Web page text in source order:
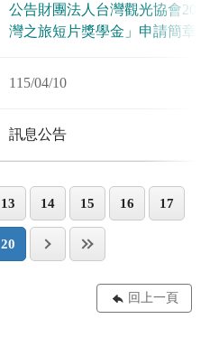
公告財團法人台灣觀光協會
灣之旅短片獎學金」申請簡章
115/04/10
訊息公告
13 14 15 16 17
20
回上一頁